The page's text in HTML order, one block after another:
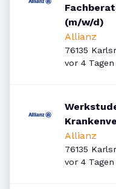
(m/w/d)
Allianz
76135
vor 4 Tagen
Allianz
76135
vor 4 Tagen